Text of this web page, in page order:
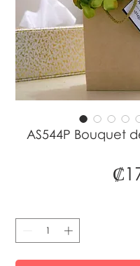
AS544P Bouquet